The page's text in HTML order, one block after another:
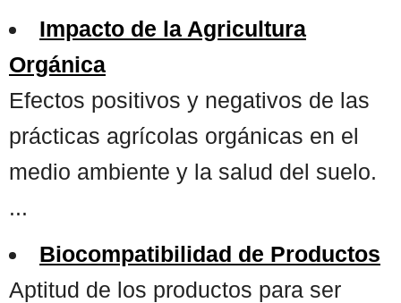
Impacto de la Agricultura
Orgánica
Efectos positivos y negativos de las
prácticas agrícolas orgánicas en el
medio ambiente y la salud del suelo.
...
Biocompatibilidad de Productos
Aptitud de los productos para ser